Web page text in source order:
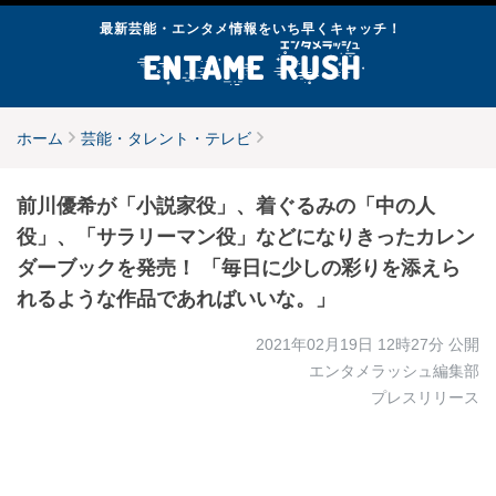
最新芸能・エンタメ情報をいち早くキャッチ！
ホーム 芸能・タレント・テレビ
前川優希が「小説家役」、着ぐるみの「中の人
役」、「サラリーマン役」などになりきったカレン
ダーブックを発売！ 「毎日に少しの彩りを添えら
れるような作品であればいいな。」
2021年02月19日 12時27分 公開
エンタメラッシュ編集部
プレスリリース